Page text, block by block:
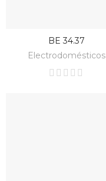
BAJO PEDIDO
BE 34.37
Electrodomésticos